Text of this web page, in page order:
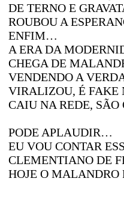
DE TERNO E
ROUBOU A
ENFIM…
A ERA DA
CHEGA DE
VENDENDO A
VIRALIZOU, É FAKE
CAIU NA REDE,
PODE APLAUDIR…
EU VOU CONTAR
CLEMENTIANO DE
HOJE O MALANDRO